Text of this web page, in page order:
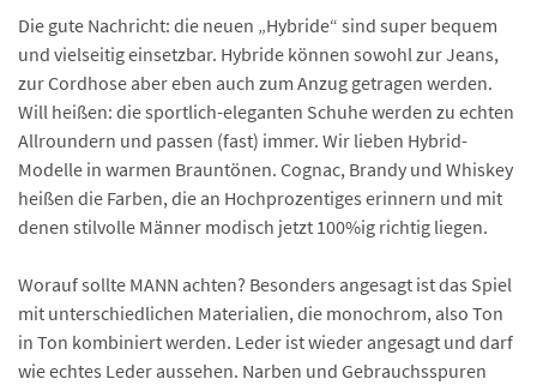
Die gute Nachricht: die neuen „Hybride“ sind super bequem
und vielseitig einsetzbar. Hybride können sowohl zur Jeans,
zur Cordhose aber eben auch zum Anzug getragen werden.
Will heißen: die sportlich-eleganten Schuhe werden zu echten
Allroundern und passen (fast) immer. Wir lieben Hybrid-
Modelle in warmen Brauntönen. Cognac, Brandy und Whiskey
heißen die Farben, die an Hochprozentiges erinnern und mit
denen stilvolle Männer modisch jetzt 100%ig richtig liegen.
Worauf sollte MANN achten? Besonders angesagt ist das Spiel
mit unterschiedlichen Materialien, die monochrom, also Ton
in Ton kombiniert werden. Leder ist wieder angesagt und darf
wie echtes Leder aussehen. Narben und Gebrauchsspuren